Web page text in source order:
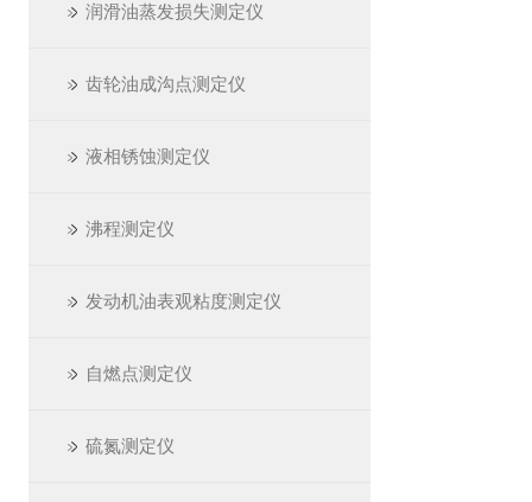
润滑油蒸发损失测定仪
齿轮油成沟点测定仪
液相锈蚀测定仪
沸程测定仪
发动机油表观粘度测定仪
自燃点测定仪
硫氮测定仪